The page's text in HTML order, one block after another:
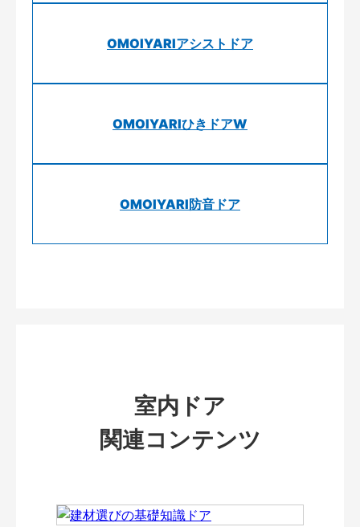
OMOIYARIアシストドア
OMOIYARIひきドアW
OMOIYARI防音ドア
室内ドア
関連コンテンツ